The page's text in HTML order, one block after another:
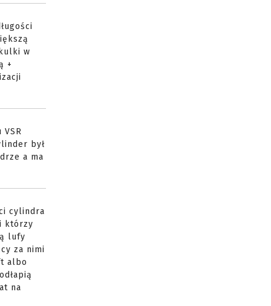
w
+
był
a ma
cylindra
którzy
lufy
za nimi
albo
na